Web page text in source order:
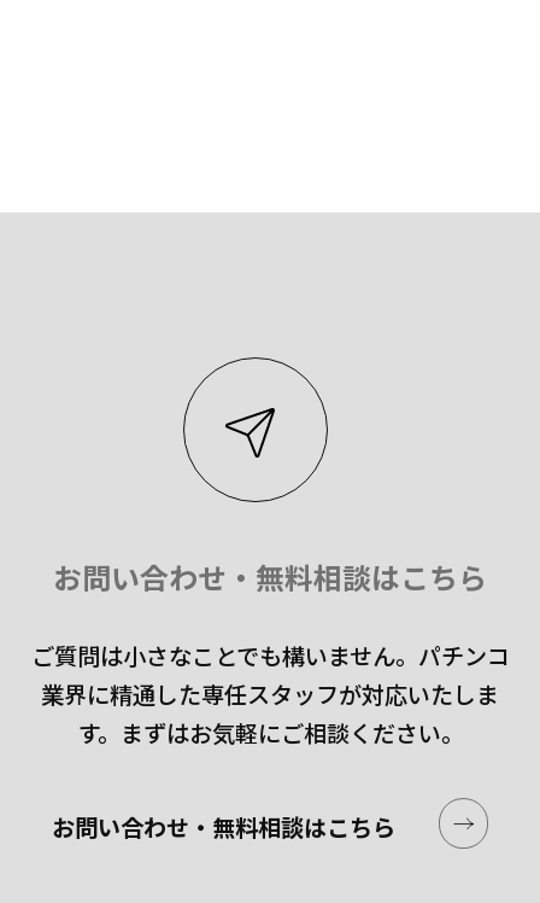
お問い合わせ・無料相談はこちら
ご質問は小さなことでも構いません。 パチンコ
業界に精通した専任スタッフが対応いたしま
す。 まずはお気軽にご相談ください。
お問い合わせ・無料相談はこちら